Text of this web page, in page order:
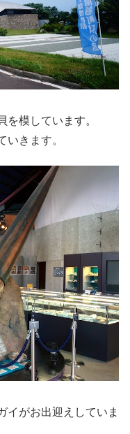
を模しています。
いきます。
イがお出迎えしていま